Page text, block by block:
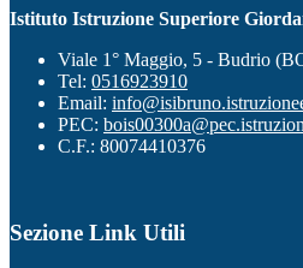
Istituto Istruzione Superiore
Viale 1° Maggio, 5 - Budrio
Tel: 0516923910
Email:
PEC:
C.F.: 80074410376
Sezione Link Utili